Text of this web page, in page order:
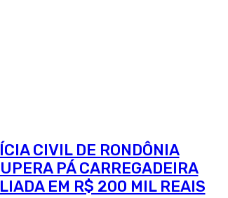
CIVIL DE RONDÔNIA
PÁ CARREGADEIRA
EM R$ 200 MIL REAIS